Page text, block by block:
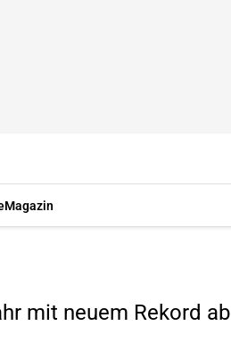
Magazin
mit neuem Rekord ab